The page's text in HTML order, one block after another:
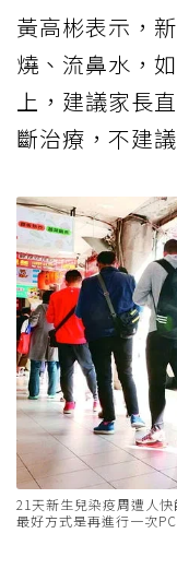
黃高彬表示，
燒、流鼻水，
上，建議家長
斷治療，不建
21天新生兒染疫周遭人
最好方式是再進行一次